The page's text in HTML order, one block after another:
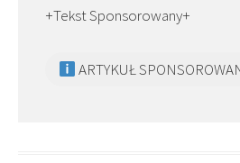
+Tekst Sponsorowany+
ARTYKUŁ